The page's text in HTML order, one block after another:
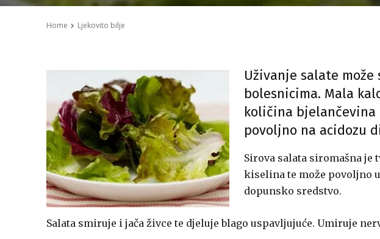
Home Ljekovito bilje
Uživanje salate
bolesnicima. Mala
količina
povoljno na acidozu
Sirova salata siromašna
kiselina te može povoljno
dopunsko sredstvo.
Salata smiruje i jača živce te djeluje blago uspavljujuće. Umiruje